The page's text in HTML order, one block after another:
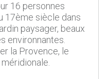
16 personnes
17ème siècle dans
paysager, beaux
environnantes.
la Provence, le